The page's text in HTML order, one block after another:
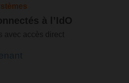
à l’IdO
avec accès direct